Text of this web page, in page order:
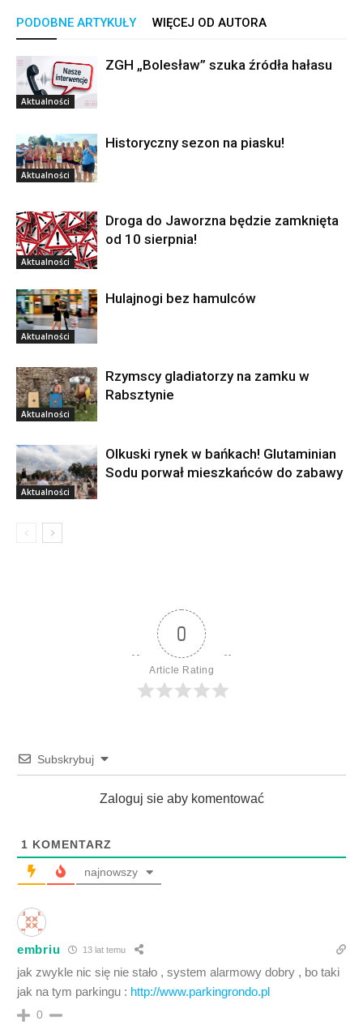
PODOBNE ARTYKUŁY WIĘCEJ OD AUTORA
Aktualności
ZGH „Bolesław” szuka źródła hałasu
Aktualności
Historyczny sezon na piasku!
Aktualności
Droga do Jaworzna będzie zamknięta
od 10 sierpnia!
Aktualności
Hulajnogi bez hamulców
Aktualności
Rzymscy gladiatorzy na zamku w
Rabsztynie
Aktualności
Olkuski rynek w bańkach! Glutaminian
Sodu porwał mieszkańców do zabawy
0
Article Rating
Subskrybuj
Zaloguj sie aby komentować
1 KOMENTARZ
najnowszy
embriu 13 lat temu
jak zwykle nic się nie stało , system alarmowy dobry , bo taki
jak na tym parkingu : http://www.parkingrondo.pl
0